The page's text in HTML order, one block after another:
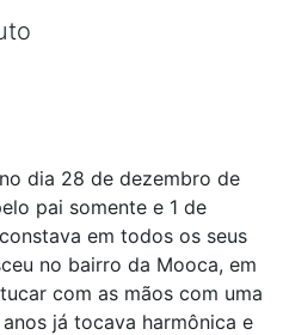
dia 28 de dezembro de
pai somente e 1 de
em todos os seus
no bairro da Mooca, em
com as mãos com uma
já tocava harmônica e